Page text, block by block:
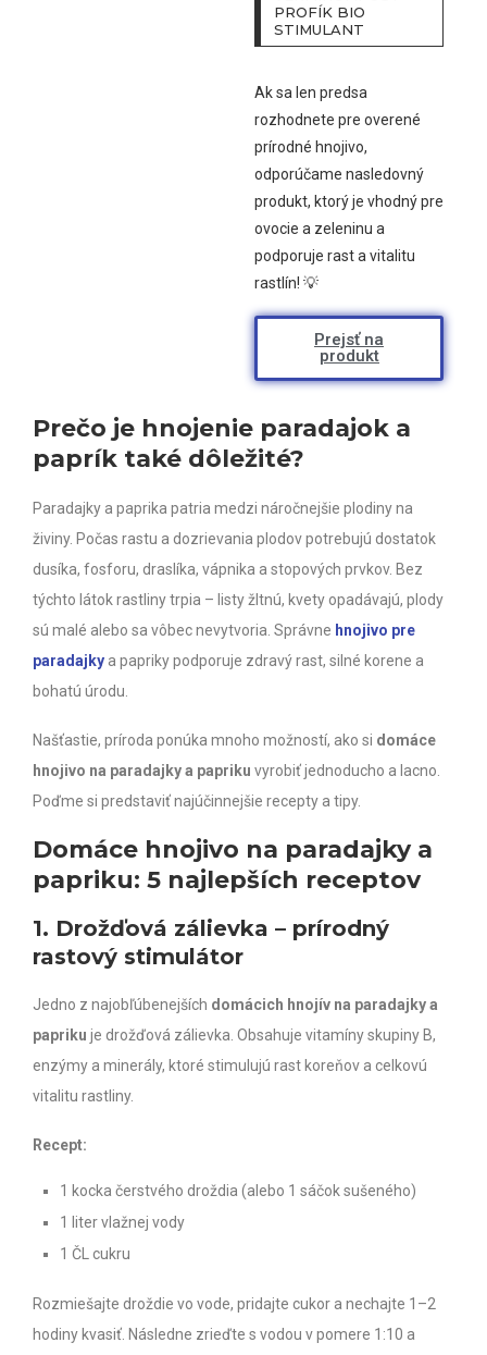
PROFÍK BIO
STIMULANT
Ak sa len predsa
rozhodnete pre overené
prírodné hnojivo,
odporúčame nasledovný
produkt, ktorý je vhodný pre
ovocie a zeleninu a
podporuje rast a vitalitu
rastlín! 💡
Prejsť na
produkt
Prečo je hnojenie paradajok a
paprík také dôležité?
Paradajky a paprika patria medzi náročnejšie plodiny na
živiny. Počas rastu a dozrievania plodov potrebujú dostatok
dusíka, fosforu, draslíka, vápnika a stopových prvkov. Bez
týchto látok rastliny trpia – listy žltnú, kvety opadávajú, plody
sú malé alebo sa vôbec nevytvoria. Správne hnojivo pre
paradajky a papriky podporuje zdravý rast, silné korene a
bohatú úrodu.
Našťastie, príroda ponúka mnoho možností, ako si domáce
hnojivo na paradajky a papriku vyrobiť jednoducho a lacno.
Poďme si predstaviť najúčinnejšie recepty a tipy.
Domáce hnojivo na paradajky a
papriku: 5 najlepších receptov
1. Drožďová zálievka – prírodný
rastový stimulátor
Jedno z najobľúbenejších domácich hnojív na paradajky a
papriku je drožďová zálievka. Obsahuje vitamíny skupiny B,
enzýmy a minerály, ktoré stimulujú rast koreňov a celkovú
vitalitu rastliny.
Recept:
1 kocka čerstvého droždia (alebo 1 sáčok sušeného)
1 liter vlažnej vody
1 ČL cukru
Rozmiešajte droždie vo vode, pridajte cukor a nechajte 1–2
hodiny kvasiť. Následne zrieďte s vodou v pomere 1:10 a